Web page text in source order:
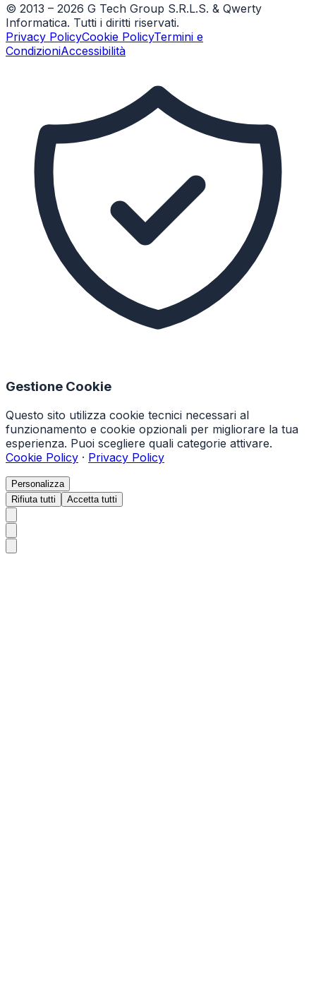
© 2013 – 2026 G Tech Group S.R.L.S. & Qwerty
Informatica. Tutti i diritti riservati.
Privacy PolicyCookie PolicyTermini e
CondizioniAccessibilità
Gestione Cookie
Questo sito utilizza cookie tecnici necessari al
funzionamento e cookie opzionali per migliorare la tua
esperienza. Puoi scegliere quali categorie attivare.
Cookie Policy · Privacy Policy
Personalizza
Rifiuta tutti
Accetta tutti